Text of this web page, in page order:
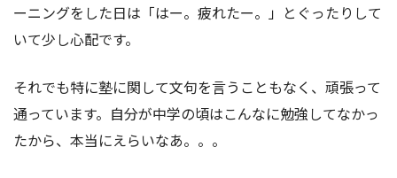
ーニングをした日は「はー。疲れたー。」とぐったりして
いて少し心配です。
それでも特に塾に関して文句を言うこともなく、頑張って
通っています。自分が中学の頃はこんなに勉強してなかっ
たから、本当にえらいなあ。。。